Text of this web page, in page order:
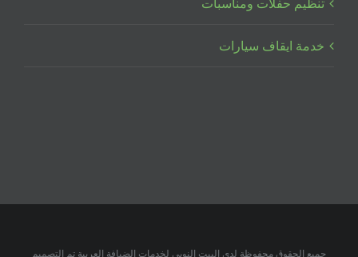
خدمة ايقاف سيارات
جميع الحقوق محفوظة لدي البيت النوبي لخدمات الضيافة العربية تم التصميم